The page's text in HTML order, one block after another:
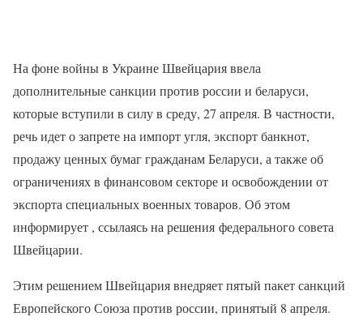
На фоне войны в Украине Швейцария ввела
дополнительные санкции против россии и беларуси,
которые вступили в силу в среду, 27 апреля. В частности,
речь идет о запрете на импорт угля, экспорт банкнот,
продажу ценных бумаг гражданам Беларуси, а также об
ограничениях в финансовом секторе и освобождении от
экспорта специальных военных товаров. Об этом
информирует , ссылаясь на решения федерального совета
Швейцарии.
Этим решением Швейцария внедряет пятый пакет санкций
Европейского Союза против россии, принятый 8 апреля.